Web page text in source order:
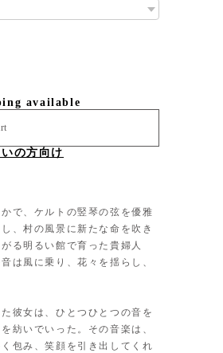
available
の方向け
で、ケルトの竪琴の弦を優雅
、村の風景に新たな命を吹き
る明るい館で育った貴婦人
は風に乗り、花々を揺らし、
彼女は、ひとつひとつの音を
紡いでいった。その音楽は、
包み、笑顔を引き出してくれ